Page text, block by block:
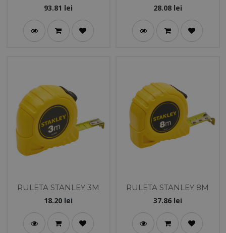
CLASSIC 80CM
93.81 lei
28.08lei
RULETA STANLEY 3M
18.20 lei
RULETA STANLEY 8M
37.86lei